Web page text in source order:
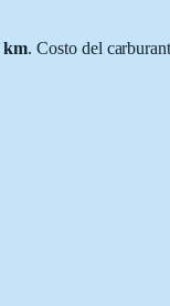
km. Costo del